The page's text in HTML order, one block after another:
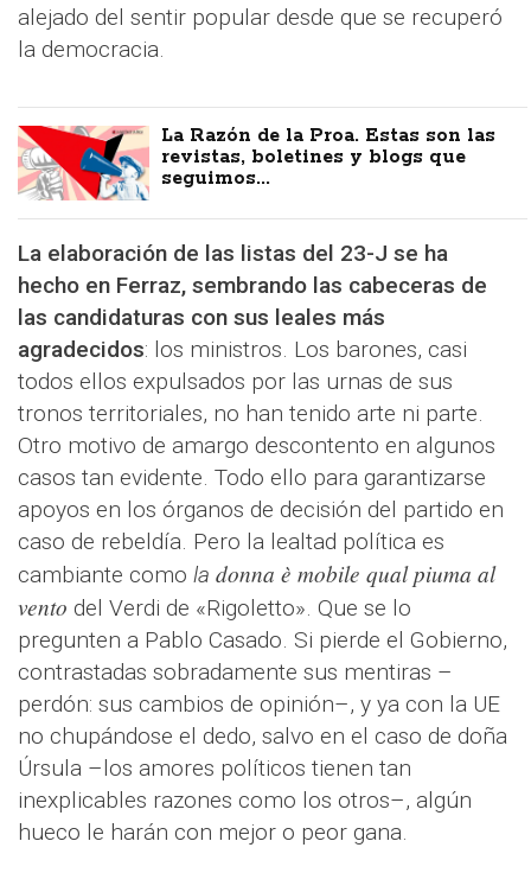
alejado del sentir popular desde que se recuperó
la democracia.
La Razón de la Proa. Estas son las
revistas, boletines y blogs que
seguimos...
La elaboración de las listas del 23-J se ha
hecho en Ferraz, sembrando las cabeceras de
las candidaturas con sus leales más
agradecidos: los ministros. Los barones, casi
todos ellos expulsados por las urnas de sus
tronos territoriales, no han tenido arte ni parte.
Otro motivo de amargo descontento en algunos
casos tan evidente. Todo ello para garantizarse
apoyos en los órganos de decisión del partido en
caso de rebeldía. Pero la lealtad política es
cambiante como la donna è mobile qual piuma al
vento del Verdi de «Rigoletto». Que se lo
pregunten a Pablo Casado. Si pierde el Gobierno,
contrastadas sobradamente sus mentiras –
perdón: sus cambios de opinión–, y ya con la UE
no chupándose el dedo, salvo en el caso de doña
Úrsula –los amores políticos tienen tan
inexplicables razones como los otros–, algún
hueco le harán con mejor o peor gana.